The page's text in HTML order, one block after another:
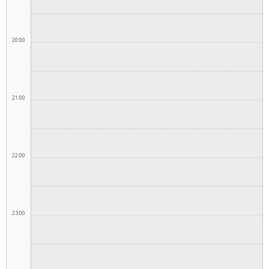
20:00
21:00
22:00
23:00